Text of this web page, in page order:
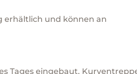
und können an
Tages eingebaut.